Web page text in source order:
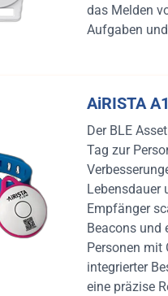
das Melden
Aufgaben
AiRISTA A1
Der BLE
Tag zur
Lebensdauer
Empfänger
Beacons und
Personen mit
integrierter
eine präzise